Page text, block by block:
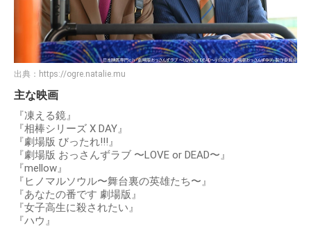
出典： https://ogre.natalie.mu
主な映画
『凍える鏡』
『相棒シリーズ X DAY』
『劇場版 びったれ!!!』
『劇場版 おっさんずラブ 〜LOVE or DEAD〜』
『mellow』
『ヒノマルソウル〜舞台裏の英雄たち〜』
『あなたの番です 劇場版』
『女子高生に殺されたい』
『ハウ』